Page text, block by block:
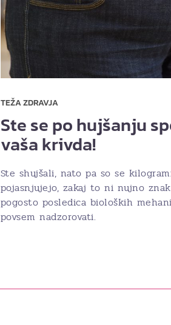
TEŽA ZDRAVJA
Ste se po hujšanju
vaša krivda!
Ste shujšali, nato pa so se
pojasnjujejo, zakaj to ni nujno
pogosto posledica bioloških
povsem nadzorovati.